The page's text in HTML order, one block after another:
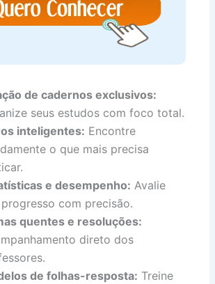
de cadernos exclusivos:
seus estudos com foco total.
inteligentes: Encontre
o que mais precisa
e desempenho: Avalie
progresso com precisão.
quentes e resoluções:
direto dos
de folhas-resposta: Treine